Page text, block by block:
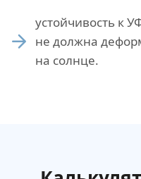
устойчивость к
не должна
на солнце.